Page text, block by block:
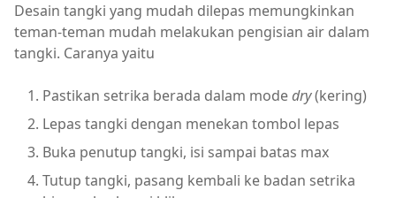
Desain tangki yang mudah dilepas memungkinkan
teman-teman mudah melakukan pengisian air dalam
tangki. Caranya yaitu
Pastikan setrika berada dalam modedry(kering)
Lepas tangki dengan menekan tombol lepas
Buka penutup tangki, isi sampai batas max
Tutup tangki, pasang kembali ke badan setrika